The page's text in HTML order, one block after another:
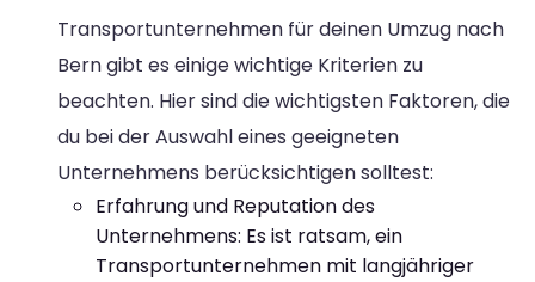
Transportunternehmen für deinen Umzug nach
Bern gibt es einige wichtige Kriterien zu
beachten. Hier sind die wichtigsten Faktoren, die
du bei der Auswahl eines geeigneten
Unternehmens berücksichtigen solltest:
Erfahrung und Reputation des
Unternehmens: Es ist ratsam, ein
Transportunternehmen mit langjähriger